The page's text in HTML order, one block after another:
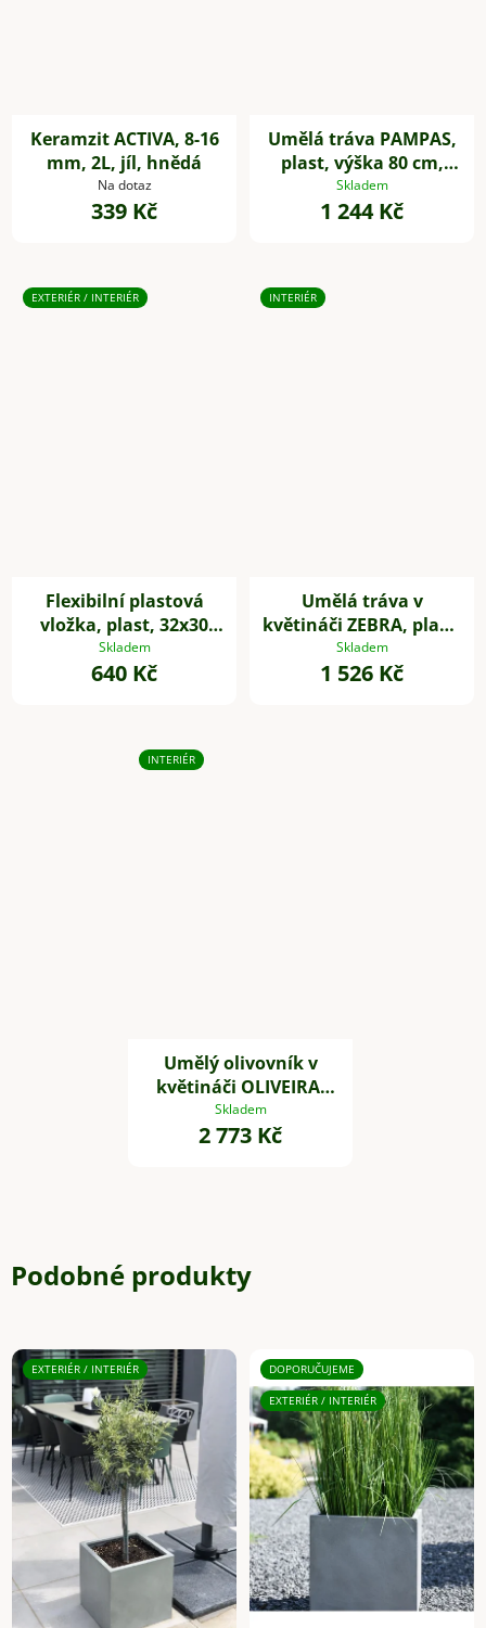
Keramzit ACTIVA, 8-16
mm, 2L, jíl, hnědá
Na dotaz
339 Kč
Umělá tráva PAMPAS,
plast, výška 80 cm,
zelená
Skladem
1 244 Kč
EXTERIÉR / INTERIÉR
Flexibilní plastová
vložka, plast, 32x30
cm, bílá
Skladem
640 Kč
INTERIÉR
Umělá tráva v
květináči ZEBRA, plast,
výška 80 cm, zelená
Skladem
1 526 Kč
INTERIÉR
Umělý olivovník v
květináči OLIVEIRA,
plast, výška 60 cm
Skladem
2 773 Kč
Podobné produkty
EXTERIÉR / INTERIÉR DOPORUČUJEME
EXTERIÉR / INTERIÉR